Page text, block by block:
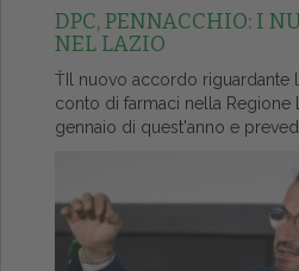
DPC, PENNACCHIO: I
NEL LAZIO
ŤIl nuovo accordo riguardante
conto di farmaci nella Regione
gennaio di quest'anno e